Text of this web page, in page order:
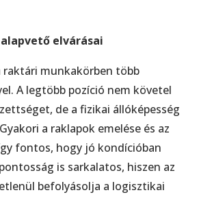
elvárásai
raktári munkakörben több
A legtöbb pozíció nem követel
de a fizikai állóképesség
a raklapok emelése és az
fontos, hogy jó kondícióban
is sarkalatos, hiszen az
befolyásolja a logisztikai